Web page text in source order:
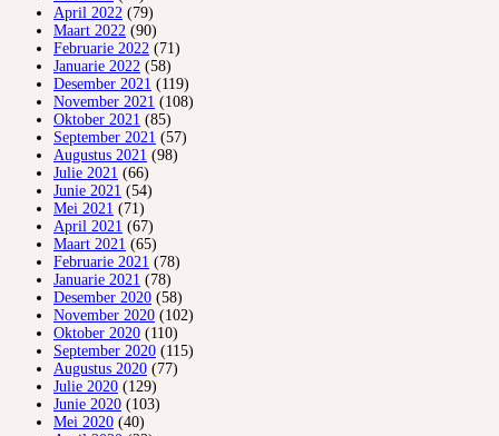
April 2022 (79)
Maart 2022 (90)
Februarie 2022 (71)
Januarie 2022 (58)
Desember 2021 (119)
November 2021 (108)
Oktober 2021 (85)
September 2021 (57)
Augustus 2021 (98)
Julie 2021 (66)
Junie 2021 (54)
Mei 2021 (71)
April 2021 (67)
Maart 2021 (65)
Februarie 2021 (78)
Januarie 2021 (78)
Desember 2020 (58)
November 2020 (102)
Oktober 2020 (110)
September 2020 (115)
Augustus 2020 (77)
Julie 2020 (129)
Junie 2020 (103)
Mei 2020 (40)